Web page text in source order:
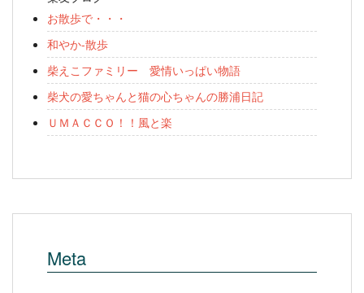
お散歩で・・・
和やか-散歩
柴えこファミリー 愛情いっぱい物語
柴犬の愛ちゃんと猫の心ちゃんの勝浦日記
ＵＭＡＣＣＯ！！風と楽
Meta